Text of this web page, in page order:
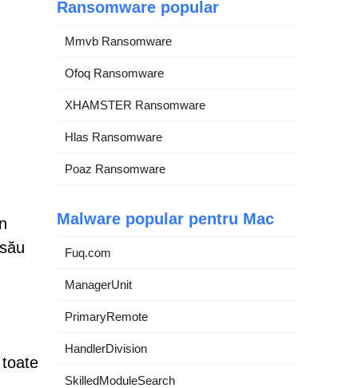
Ransomware popular
Mmvb Ransomware
Ofoq Ransomware
XHAMSTER Ransomware
Hlas Ransomware
Poaz Ransomware
Malware popular pentru Mac
Fuq.com
ManagerUnit
PrimaryRemote
HandlerDivision
SkilledModuleSearch